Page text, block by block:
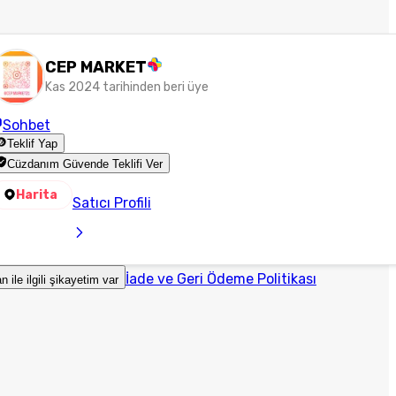
CEP MARKET
Kas 2024 tarihinden beri üye
Sohbet
Teklif Yap
Cüzdanım Güvende Teklifi Ver
Harita Satıcı Profili
ile ilgili şikayetim var İade ve Geri Ödeme Politikası